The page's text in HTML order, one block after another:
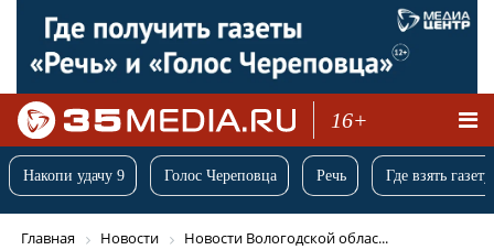
16+
Накопи удачу 9 Голос Череповца Речь Где взять
Главная Новости
Новости Вологодской облас...